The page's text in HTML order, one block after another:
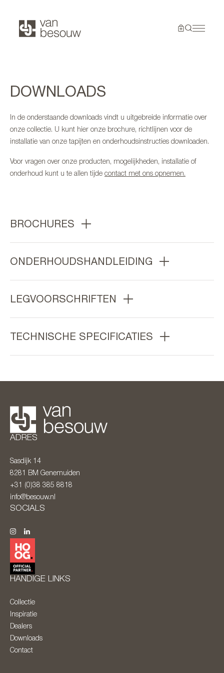
DOWNLOADS
In de onderstaande downloads vindt u uitgebreide informatie over
onze collectie. U kunt hier onze brochure, richtlijnen voor de
installatie van onze tapijten en onderhoudsinstructies downloaden.
Voor vragen over onze producten, mogelijkheden, installatie of
onderhoud kunt u te allen tijde contact met ons opnemen.
BROCHURES
ONDERHOUDSHANDLEIDING
LEGVOORSCHRIFTEN
TECHNISCHE SPECIFICATIES
ADRES
Sasdijk 14
8281 BM Genemuiden
+31 (0)38 385 8818
info@besouw.nl
SOCIALS
HANDIGE LINKS
Collectie
Inspiratie
Dealers
Downloads
Contact